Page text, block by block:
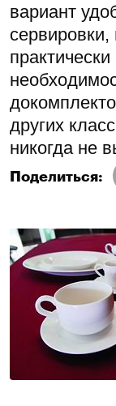
вариант
сервировки,
других
никогда не
Поделиться: